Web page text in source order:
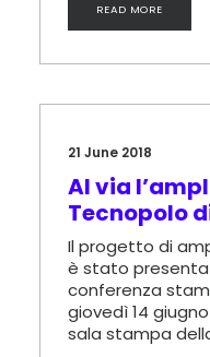
READ MORE
21 June 2018
Al via
Tecnopolo
Il progetto di
è stato
conferenza
giovedì 14 giugno
sala stampa